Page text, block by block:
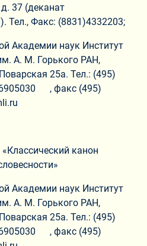
37 (деканат
Тел., Факс: (8831)4332203;
Академии наук Институт
А. М. Горького РАН,
25а. Тел.: (495)
, факс (495)
канон
Академии наук Институт
А. М. Горького РАН,
25а. Тел.: (495)
, факс (495)